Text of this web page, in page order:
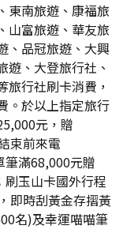
東南旅遊、康福旅
山富旅遊、華友旅
、品冠旅遊、大興
、大登旅行社、
行社刷卡消費，
。於以上指定旅行
元，贈
束前來電
滿68,000元贈
刷玉山卡國外行程
即時刮黃金存摺黃
名)及幸運喵喵筆